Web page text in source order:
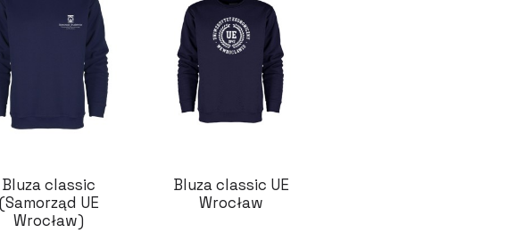
Bluza classic
UE
Wrocław)
Bluza classic UE
Wrocław